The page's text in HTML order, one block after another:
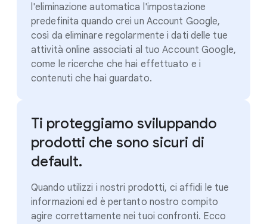
l'eliminazione automatica l'impostazione
predefinita quando crei un Account Google,
così da eliminare regolarmente i dati delle tue
attività online associati al tuo Account Google,
come le ricerche che hai effettuato e i
contenuti che hai guardato.
Ti proteggiamo sviluppando
prodotti che sono sicuri di
default.
Quando utilizzi i nostri prodotti, ci affidi le tue
informazioni ed è pertanto nostro compito
agire correttamente nei tuoi confronti. Ecco